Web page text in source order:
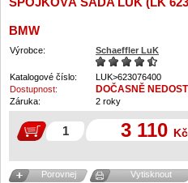
BMW
Výrobce: Schaeffler LuK
Katalogové číslo:
LUK>623076400
Dostupnost:
DOČASNĚ
Záruka: 2 roky
3 110 Kč
Porovnej Vytisknout